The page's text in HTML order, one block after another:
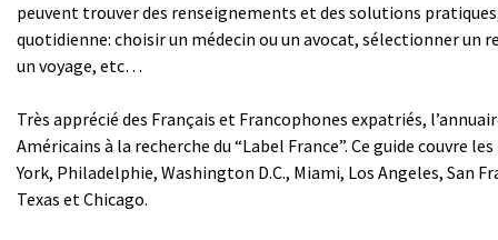
peuvent trouver des renseignements et des solutions
quotidienne: choisir un médecin ou un avocat, sélectionner un
un voyage, etc…
Très apprécié des Français et Francophones expatriés,
Américains à la recherche du “Label France”. Ce guide couvre
York, Philadelphie, Washington D.C., Miami, Los Angeles, San
Texas et Chicago.